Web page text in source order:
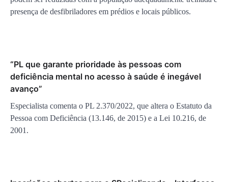
presença de desfibriladores em prédios e locais públicos.
“PL que garante prioridade às pessoas com
deficiência mental no acesso à saúde é inegável
avanço”
Especialista comenta o PL 2.370/2022, que altera o Estatuto da
Pessoa com Deficiência (13.146, de 2015) e a Lei 10.216, de
2001.